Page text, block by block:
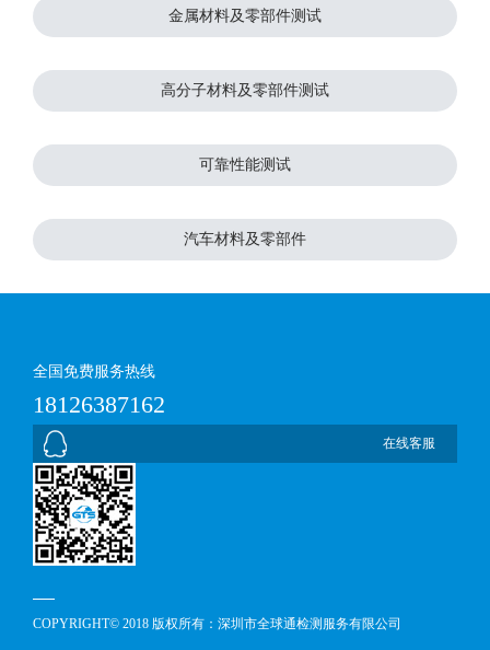
金属材料及零部件测试
高分子材料及零部件测试
可靠性能测试
汽车材料及零部件
全国免费服务热线
18126387162
在线客服
COPYRIGHT© 2018 版权所有：深圳市全球通检测服务有限公司